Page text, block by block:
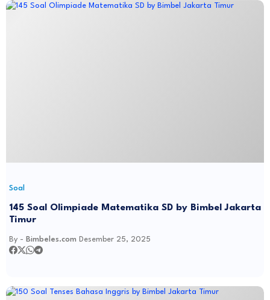
Soal
145 Soal Olimpiade Matematika SD by Bimbel Jakarta
Timur
By - Bimbeles.com Desember 25, 2025